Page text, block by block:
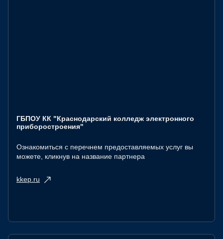
ГБПОУ КК "Краснодарский колледж электронного
приборостроения"
Ознакомиться с перечнем предоставляемых услуг вы
можете, кликнув на название партнера
kkep.ru